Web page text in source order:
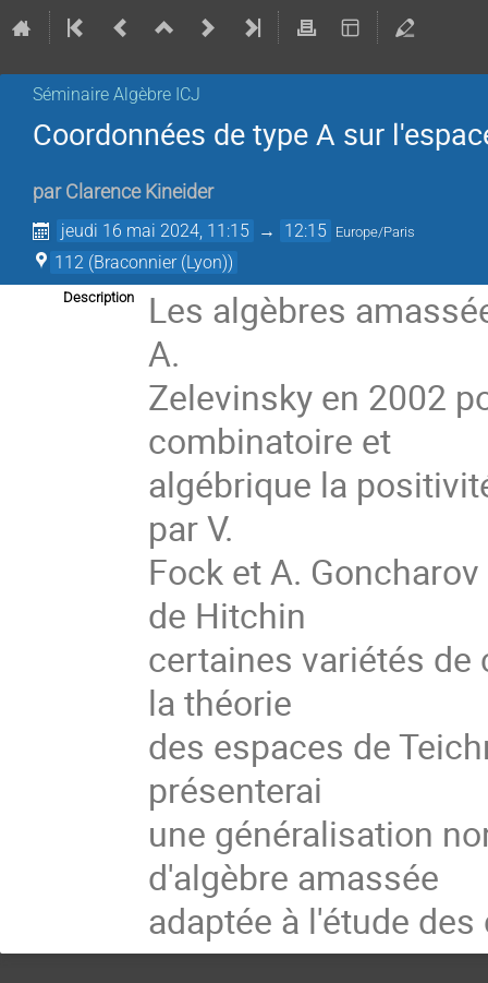
Séminaire Algèbre ICJ
Coordonnées de type A sur
par Clarence Kineider
jeudi 16 mai 2024, 11:15 → 12:15 Europe/Paris
112 (Braconnier (Lyon))
Description
Les algèbres
A.
Zelevinsky en 2002
combinatoire et
algébrique la
par V.
Fock et A.
de Hitchin
certaines variétés de
la théorie
des espaces de
présenterai
une généralisation
d'algèbre amassée
adaptée à l'étude